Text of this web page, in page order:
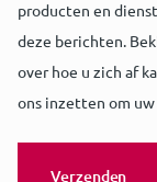
producten en
deze berichten.
over hoe u zich af
ons inzetten om